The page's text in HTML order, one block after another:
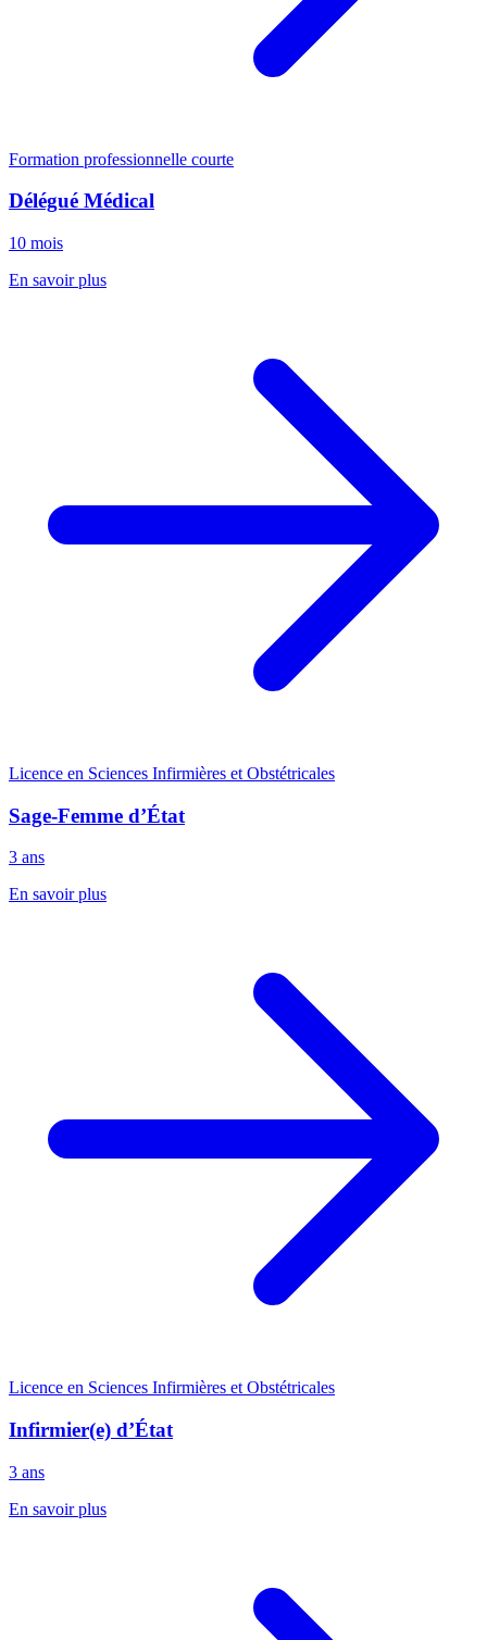
Formation professionnelle courte
Délégué Médical
10 mois
En savoir plus
Licence en Sciences Infirmières et Obstétricales
Sage-Femme d’État
3 ans
En savoir plus
Licence en Sciences Infirmières et Obstétricales
Infirmier(e) d’État
3 ans
En savoir plus